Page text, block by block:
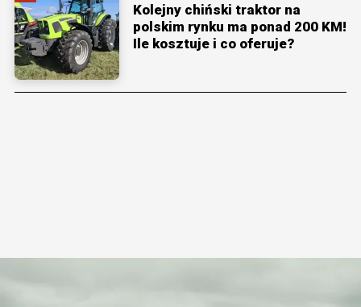
Kolejny chiński traktor na
polskim rynku ma ponad 200 KM!
Ile kosztuje i co oferuje?